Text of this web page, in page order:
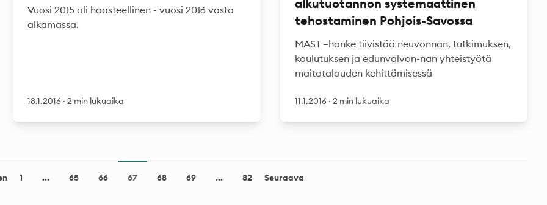
Vuosi 2015 oli haasteellinen - vuosi 2016 vasta
alkamassa.
18.1.2016 ·2 min lukuaika
alkutuotannon systemaattinen
tehostaminen Pohjois-Savossa
MAST –hanke tiivistää neuvonnan, tutkimuksen,
koulutuksen ja edunvalvon-nan yhteistyötä
maitotalouden kehittämisessä
11.1.2016 · 2 min lukuaika
1 ... 65 66 67 68 69 ... 82 Seuraava